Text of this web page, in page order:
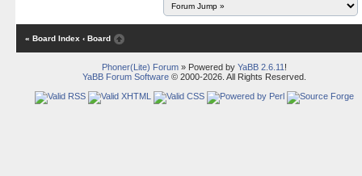
« Board Index ‹ Board
Phoner(Lite) Forum» Powered by YaBB 2.6.11 !
YaBB Forum Software© 2000-2026. All Rights Reserved.